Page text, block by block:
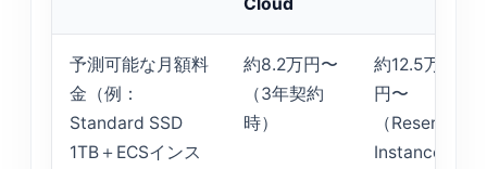
予測可能な月額料
金（例：
Standard SSD
1TB＋ECSインス
約8.2万円〜
（3年契約
時）
約12.5万
円〜
（Reserved
Instances）